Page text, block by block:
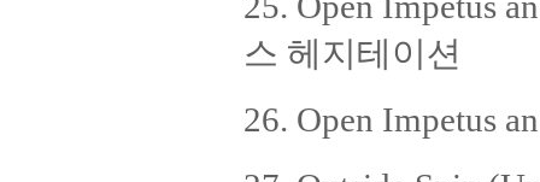
스 헤지테이션
26. Open Impetus